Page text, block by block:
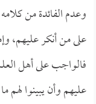
وعدم الفائدة من
على من أنكر عليهم،
فالواجب على أهل
عليهم وأن يبينوا